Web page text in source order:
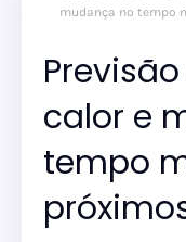
mudança no tempo
calor e
tempo